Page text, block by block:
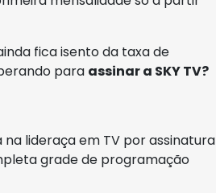
fica isento da taxa de
para assinar a SKY TV?
na lideraça em TV por assinatura
grade de programação